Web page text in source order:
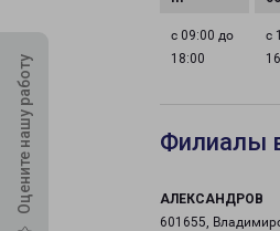
Оцените нашу работу
с 09:00 до
18:00
с
Филиалы
АЛЕКСАНДРОВ
601655,